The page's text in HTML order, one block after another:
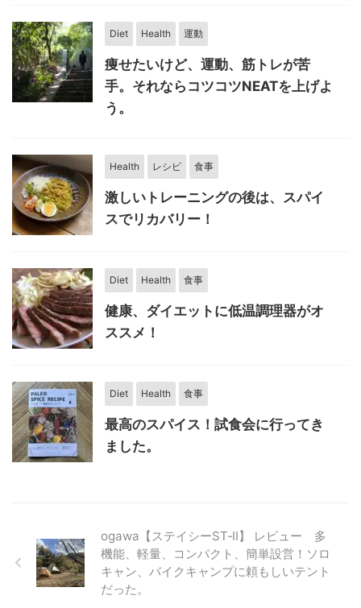
Diet Health 運動
痩せたいけど、運動、筋トレが苦
手。それならコツコツNEATを上げよ
う。
Health レシピ 食事
激しいトレーニングの後は、スパイ
スでリカバリー！
Diet Health 食事
健康、ダイエットに低温調理器がオ
ススメ！
Diet Health 食事
最高のスパイス！試食会に行ってき
ました。
ogawa【ステイシーST‐Ⅱ】 レビュー 多
機能、軽量、コンパクト、簡単設営！ソロ
キャン、バイクキャンプに頼もしいテント
だった。